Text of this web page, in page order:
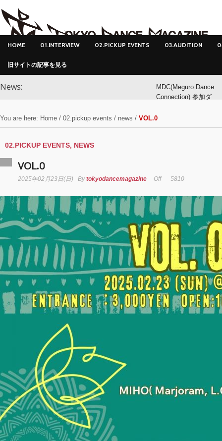
HOME 01.INTERVIEW 02.PICKUP EVENTS 03.AUDITION
旧サイトの記事を見る
News:
MDC(Meguro Dance
Connection) 参加ダ
基裕(s**t kingz)出
演！ KAAT神奈川
芸術劇場『未練の幽
霊と怪物―「珊瑚」
「円山町」―』
“心が動く瞬間”を集
めて。120人で過去
最高に挑むダンス公
演『ANTENNA』
Produced by YOH
UENO
KADOKAWA
You are here: Home / 02.pickup events / news / VOL.0
02.PICKUP EVENTS, NEWS
VOL.0
2025年02月23日(日) Bytokyodancemagazine Off 5810